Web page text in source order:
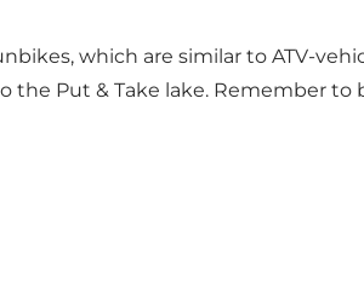
which are similar to ATV-
the Put & Take lake. Remember to